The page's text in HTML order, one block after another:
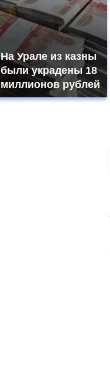
На Урале из казны
были украдены 18
миллионов рублей